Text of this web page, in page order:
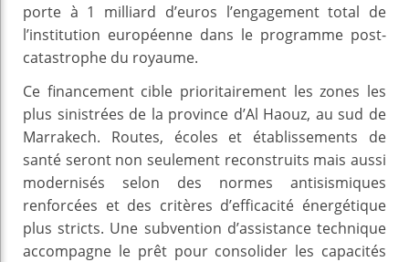
porte à 1 milliard d’euros l’engagement total de
l’institution européenne dans le programme post-
catastrophe du royaume.
Ce financement cible prioritairement les zones les
plus sinistrées de la province d’Al Haouz, au sud de
Marrakech. Routes, écoles et établissements de
santé seront non seulement reconstruits mais aussi
modernisés selon des normes antisismiques
renforcées et des critères d’efficacité énergétique
plus stricts. Une subvention d’assistance technique
accompagne le prêt pour consolider les capacités